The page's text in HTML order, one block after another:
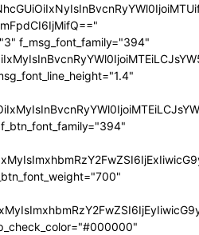
f_msg_font_family="394"